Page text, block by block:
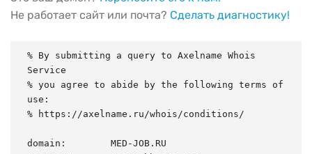
Не работает сайт или почта? Сделать диагностику!
% By submitting a query to Axelname Whois
Service
% you agree to abide by the following terms of
use:
% https://axelname.ru/whois/conditions/
domain:        MED-JOB.RU